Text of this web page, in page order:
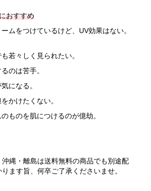
おすすめ
ムをつけているけど、UV効果はない。
若々しく見られたい。
るのは苦手。
気になる。
をかけたくない。
ものを肌につけるのが億劫。
縄・離島は送料無料の商品でも別途配
ます旨、何卒ご了承くださいませ。